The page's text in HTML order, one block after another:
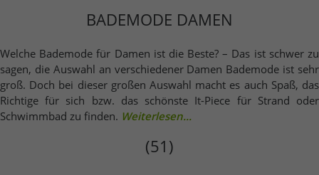
BADEMODE DAMEN
Welche Bademode für Damen ist die Beste? – Das ist schwer zu
sagen, die Auswahl an verschiedener Damen Bademode ist sehr
groß. Doch bei dieser großen Auswahl macht es auch Spaß, das
Richtige für sich bzw. das schönste It-Piece für Strand oder
Schwimmbad zu finden. Weiterlesen...
(51)